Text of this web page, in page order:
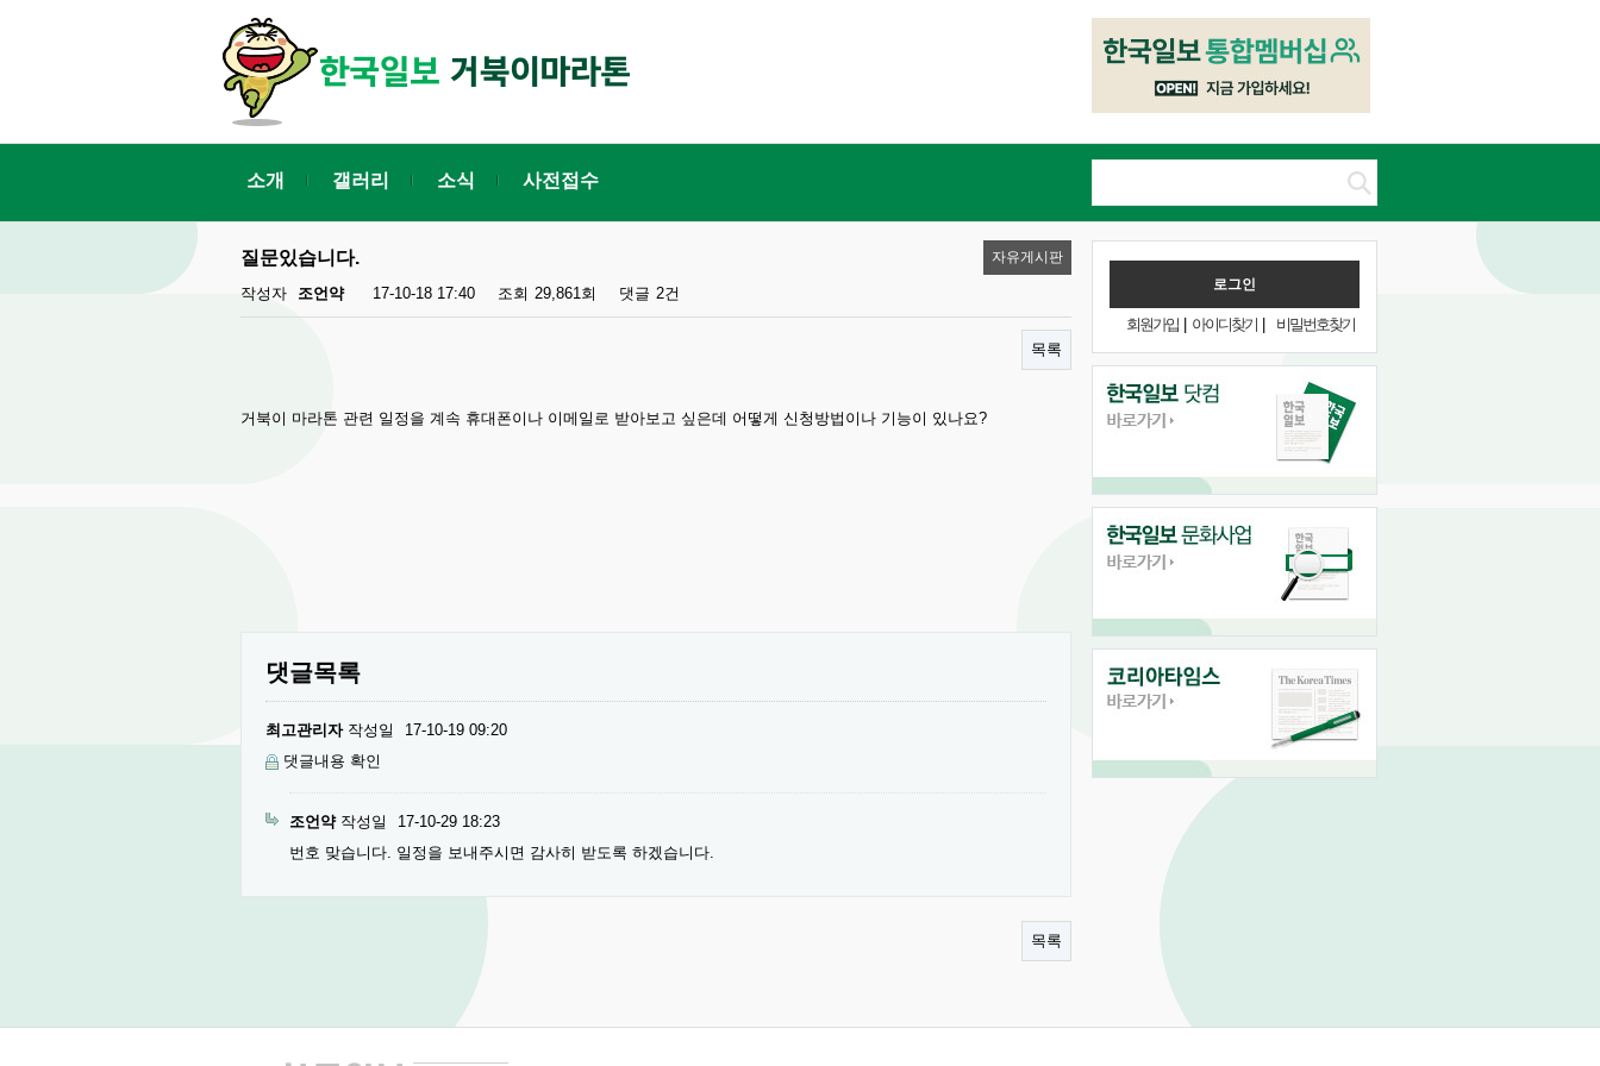
소개 갤러리 소식 사전접수
회원가입| 아이디찾기 비밀번호찾기
자유게시판
질문있습니다.
작성자 조언약 17-10-18 17:40 조회 29,861회 댓글 2건
목록
거북이 마라톤 관련 일정을 계속 휴대폰이나 이메일로 받아보고 싶은데 어떻게 신청방법이나 기능이 있나요?
댓글목록
최고관리자작성일
17-10-19 09:20
댓글내용 확인
조언약 작성일
17-10-29 18:23
번호 맞습니다. 일정을 보내주시면 감사히 받도록 하겠습니다.
목록